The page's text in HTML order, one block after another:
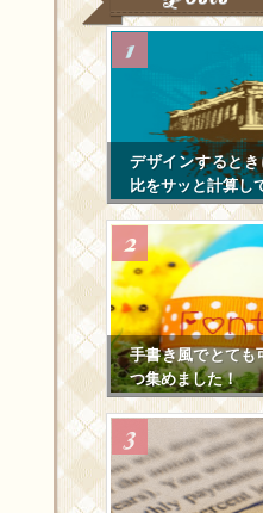
デザインすると
比をサッと計算し
手書き風でとても
つ集めました！